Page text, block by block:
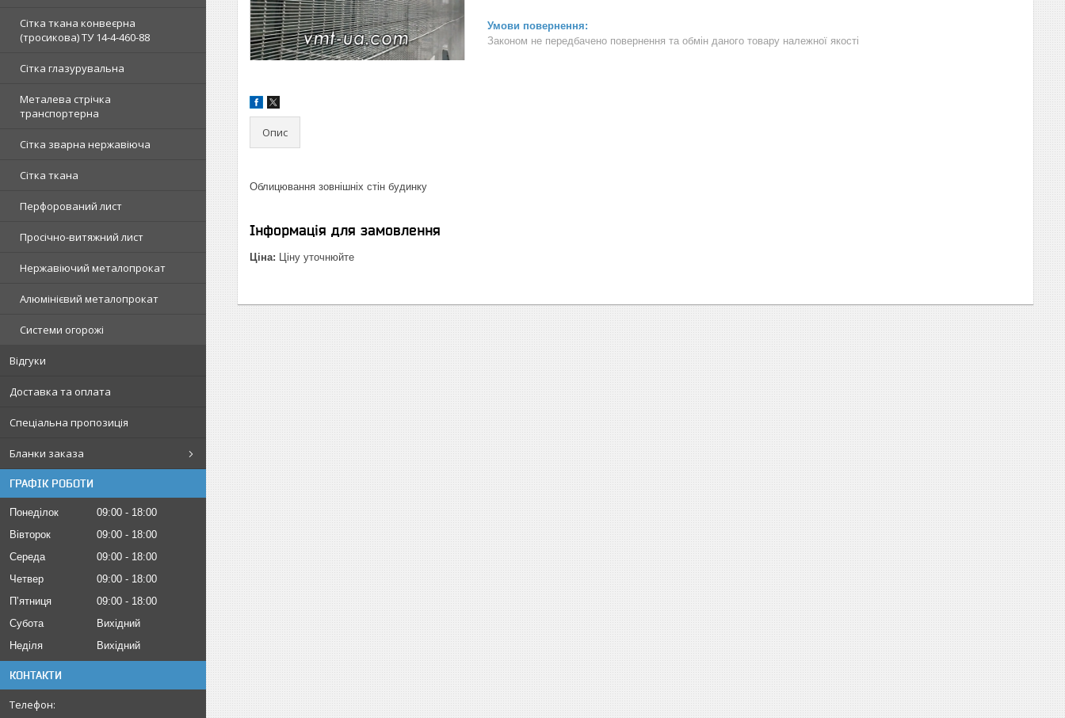
Сітка ткана конвеєрна
(тросикова) ТУ 14-4-460-88
Сітка глазурувальна
Металева стрічка
транспортерна
Сітка зварна нержавіюча
Сітка ткана
Перфорований лист
Просічно-витяжний лист
Нержавіючий металопрокат
Алюмінієвий металопрокат
Системи огорожі
Відгуки
Доставка та оплата
Спеціальна пропозиція
Бланки заказа
ГРАФІК РОБОТИ
Понеділок 09:00
18:00
Вівторок
09:00
18:00
Середа
09:00
18:00
Четвер
09:00
18:00
Пʼятниця
09:00
18:00
Субота
Вихідний
Неділя
Вихідний
КОНТАКТИ
Законом не передбачено повернення та обмін даного товару належної якості
Опис
Облицювання зовнішніх стін будинку
Інформація для замовлення
Ціна: Ціну уточнюйте